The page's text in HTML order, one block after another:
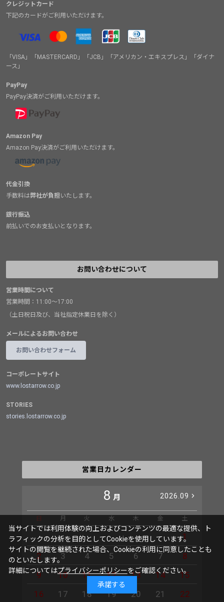
クレジットカード
下記のカードがご利用いただけます。
「VISA」「MASTERCARD」「JCB」「アメリカン・エキスプレス」「ダイナ
ース」
PayPay
PayPay決済がご利用いただけます。
Amazon Pay
Amazon Pay決済がご利用いただけます。
代金引換
手数料は弊社が負担いたします。
銀行振込
前払いでのお支払いとなります。
お問い合わせについて
営業時間について
営業時間：11:00～17:00
（土日祝日及び、当社指定休業日を除く）
メールによるお問い合わせ
お問い合わせフォーム
コーポレートサイト
www.lostarrow.co.jp
STORIES
stories.lostarrow.co.jp
営業日カレンダー
8 月 2026.09
日 月 火 水 木 金 土
1
2
3 4 5 6 7
8
9
10 11 12 13 14
15
16
17 18 19 20 21 22
当サイトでは利用体験の向上およびコンテンツの最適な提供、ト
ラフィックの分析を目的としてCookieを使用しています。
サイトの閲覧を継続された場合、Cookieの利用に同意したことも
のといたします。
詳細についてはプライバシーポリシーをご確認ください。
承諾する